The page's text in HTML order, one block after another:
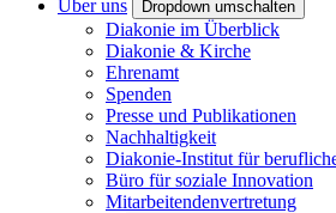
Über uns
Dropdown umschalten
Diakonie im Überblick
Diakonie & Kirche
Ehrenamt
Spenden
Presse und Publikationen
Nachhaltigkeit
Diakonie-Institut für
Büro für soziale Innovation
Mitarbeitendenvertretung